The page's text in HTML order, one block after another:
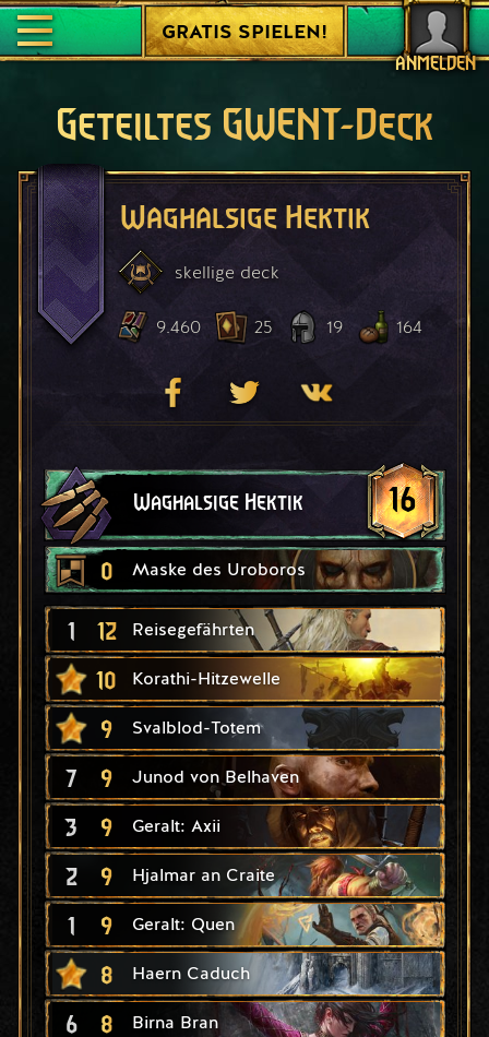
ANMELDEN
GRATIS SPIELEN!
Geteiltes GWENT-Deck
Waghalsige Hektik
skellige deck
9.460 25 19 164
Waghalsige Hektik 16
0 Maske des Uroboros
1 12 Reisegefährten
10 Korathi-Hitzewelle
9 Svalblod-Totem
7 9 Junod von Belhaven
3 9 Geralt: Axii
2 9 Hjalmar an Craite
1 9 Geralt: Quen
8 Haern Caduch
6 8 Birna Bran